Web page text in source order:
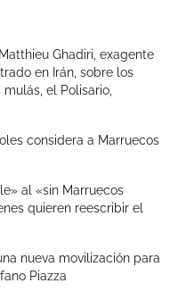
Ghadiri, exagente
en Irán, sobre los
el Polisario,
considera a Marruecos
al «sin Marruecos
quieren reescribir el
nueva movilización para
Piazza